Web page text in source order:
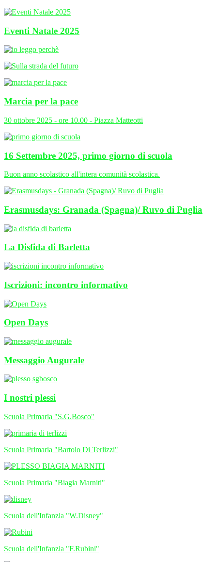
Eventi Natale 2025
Marcia per la pace
30 ottobre 2025 - ore 10.00 - Piazza Matteotti
16 Settembre 2025, primo giorno di scuola
Buon anno scolastico all'intera comunità scolastica.
Erasmusdays: Granada (Spagna)/ Ruvo di Puglia
La Disfida di Barletta
Iscrizioni: incontro informativo
Open Days
Messaggio Augurale
I nostri plessi
Scuola Primaria "S.G.Bosco"
Scuola Primaria "Bartolo Di Terlizzi"
Scuola Primaria "Biagia Marniti"
Scuola dell'Infanzia "W.Disney"
Scuola dell'Infanzia "F.Rubini"